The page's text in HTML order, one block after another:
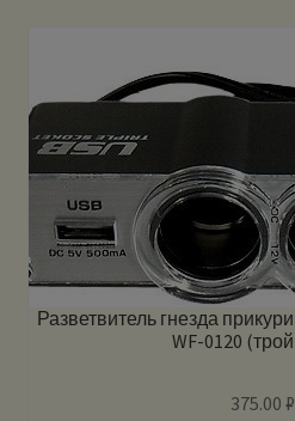
Разветвитель гнезда
WF-0120
375.00₽